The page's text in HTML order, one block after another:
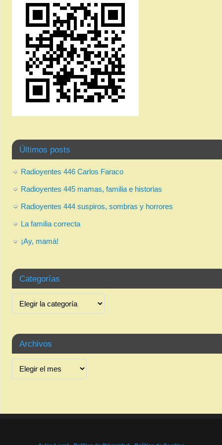
Últimos posts
Radioyentes 446 Carlos Faraco
Radioyentes 445 mamas, familia e historias
Radioyentes 444 suspiros, sombras y horrores
La familia correcta
¡Ay, mamá!
Categorías
Archivos